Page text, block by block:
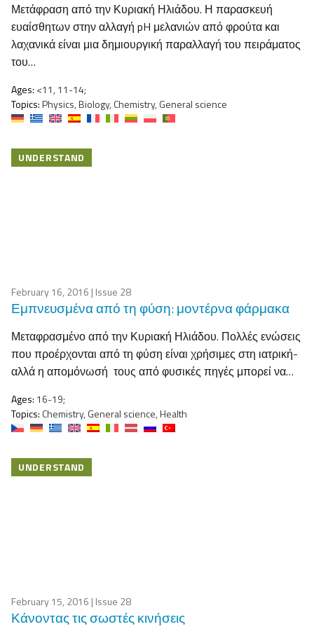
Μετάφραση από την Κυριακή Ηλιάδου. Η παρασκευή
ευαίσθητων στην αλλαγή pH μελανιών από φρούτα και
λαχανικά είναι μια δημιουργική παραλλαγή του πειράματος
του…
Ages: <11, 11-14;
Topics:Physics, Biology, Chemistry, General science
UNDERSTAND
February 16, 2016 | Issue 28
Εμπνευσμένα από τη φύση: μοντέρνα φάρμακα
Μεταφρασμένο από την Κυριακή Ηλιάδου. Πολλές ενώσεις
που προέρχονται από τη φύση είναι χρήσιμες στη ιατρική-
αλλά η απομόνωσή τους από φυσικές πηγές μπορεί να…
Ages: 16-19;
Topics: Chemistry, General science, Health
UNDERSTAND
February 15, 2016 | Issue 28
Κάνοντας τις σωστές κινήσεις